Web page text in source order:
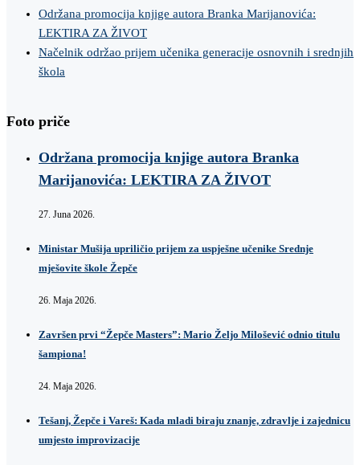
Održana promocija knjige autora Branka Marijanovića:
LEKTIRA ZA ŽIVOT
Načelnik održao prijem učenika generacije osnovnih i srednjih
škola
Foto priče
Održana promocija knjige autora Branka
Marijanovića: LEKTIRA ZA ŽIVOT
27. Juna 2026.
Ministar Mušija upriličio prijem za uspješne učenike Srednje
mješovite škole Žepče
26. Maja 2026.
Završen prvi “Žepče Masters”: Mario Željo Milošević odnio titulu
šampiona!
24. Maja 2026.
Tešanj, Žepče i Vareš: Kada mladi biraju znanje, zdravlje i zajednicu
umjesto improvizacije